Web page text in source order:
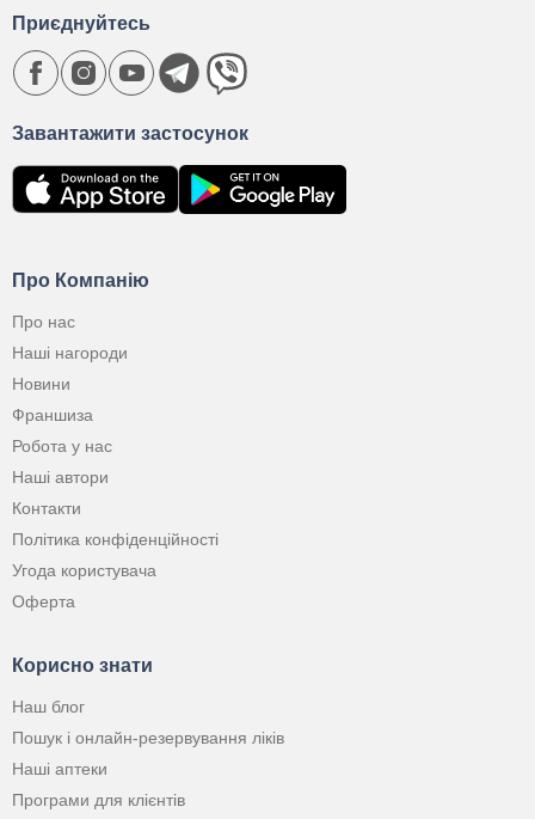
Про Компанію
Про нас
Наші нагороди
Новини
Франшиза
Робота у нас
Наші автори
Контакти
Політика конфіденційності
Угода користувача
Оферта
Корисно знати
Наш блог
Пошук і онлайн-резервування ліків
Наші аптеки
Програми для клієнтів
Завантажити застосунок
Приєднуйтесь